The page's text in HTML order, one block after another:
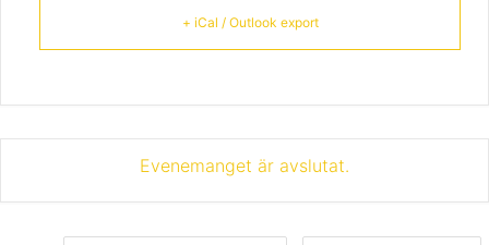
+ iCal / Outlook export
Evenemanget är avslutat.